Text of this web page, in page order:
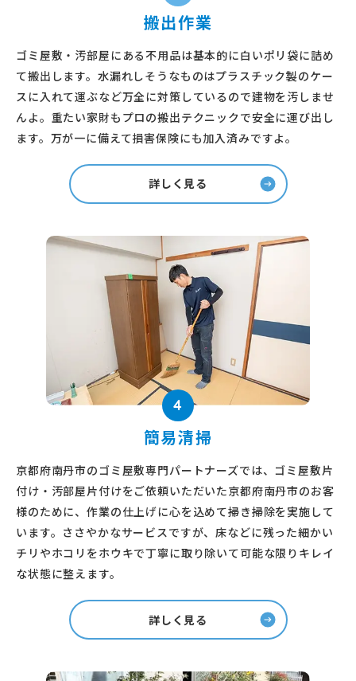
搬出作業
ゴミ屋敷・汚部屋にある不用品は基本的に白いポリ袋に詰め
て搬出します。水漏れしそうなものはプラスチック製のケー
スに入れて運ぶなど万全に対策しているので建物を汚しませ
んよ。重たい家財もプロの搬出テクニックで安全に運び出し
ます。万が一に備えて損害保険にも加入済みですよ。
詳しく見る
4
簡易清掃
京都府南丹市のゴミ屋敷専門パートナーズでは、ゴミ屋敷片
付け・汚部屋片付けをご依頼いただいた京都府南丹市のお客
様のために、作業の仕上げに心を込めて掃き掃除を実施して
います。ささやかなサービスですが、床などに残った細かい
チリやホコリをホウキで丁寧に取り除いて可能な限りキレイ
な状態に整えます。
詳しく見る